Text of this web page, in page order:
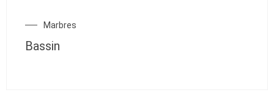
Marbres
Bassin